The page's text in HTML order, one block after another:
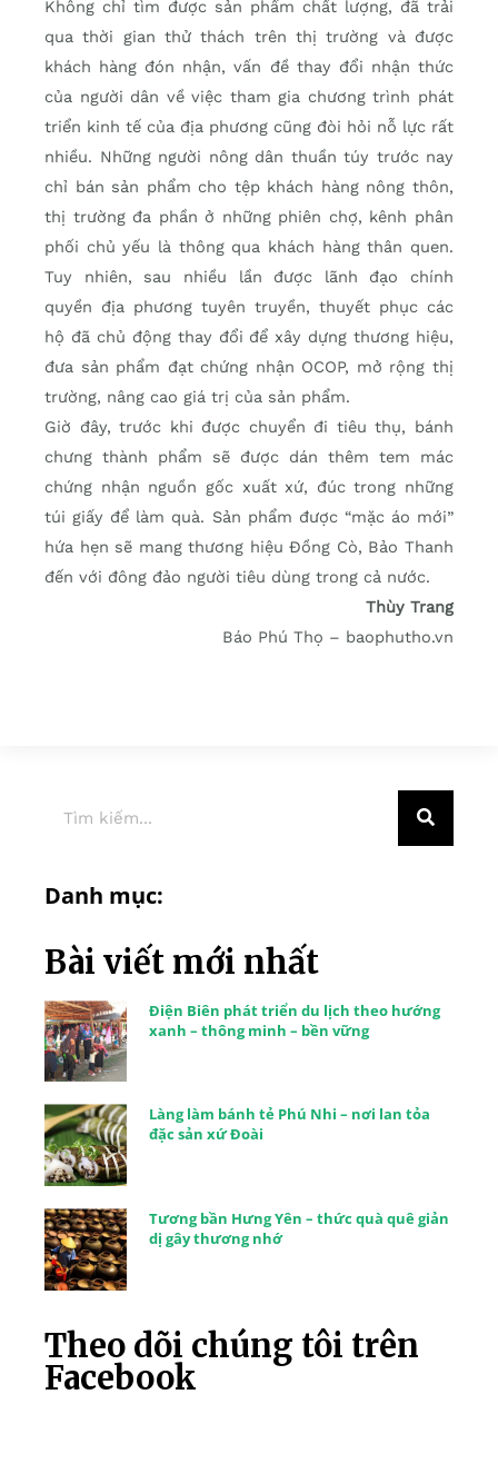
Không chỉ tìm được sản phẩm chất lượng, đã trải
qua thời gian thử thách trên thị trường và được
khách hàng đón nhận, vấn đề thay đổi nhận thức
của người dân về việc tham gia chương trình phát
triển kinh tế của địa phương cũng đòi hỏi nỗ lực rất
nhiều. Những người nông dân thuần túy trước nay
chỉ bán sản phẩm cho tệp khách hàng nông thôn,
thị trường đa phần ở những phiên chợ, kênh phân
phối chủ yếu là thông qua khách hàng thân quen.
Tuy nhiên, sau nhiều lần được lãnh đạo chính
quyền địa phương tuyên truyền, thuyết phục các
hộ đã chủ động thay đổi để xây dựng thương hiệu,
đưa sản phẩm đạt chứng nhận OCOP, mở rộng thị
trường, nâng cao giá trị của sản phẩm.
Giờ đây, trước khi được chuyển đi tiêu thụ, bánh
chưng thành phẩm sẽ được dán thêm tem mác
chứng nhận nguồn gốc xuất xứ, đúc trong những
túi giấy để làm quà. Sản phẩm được “mặc áo mới”
hứa hẹn sẽ mang thương hiệu Đồng Cò, Bảo Thanh
đến với đông đảo người tiêu dùng trong cả nước.
Thùy Trang
Báo Phú Thọ – baophutho.vn
Danh mục:
Bài viết mới nhất
Điện Biên phát triển du lịch theo hướng
xanh – thông minh – bền vững
Làng làm bánh tẻ Phú Nhi – nơi lan tỏa
đặc sản xứ Đoài
Tương bần Hưng Yên – thức quà quê giản
dị gây thương nhớ
Theo dõi chúng tôi trên
Facebook